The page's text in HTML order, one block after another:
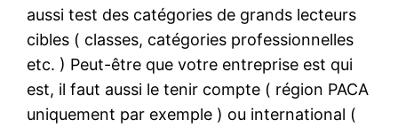
aussi test des catégories de grands lecteurs
cibles ( classes, catégories professionnelles
etc. ) Peut-être que votre entreprise est qui
est, il faut aussi le tenir compte ( région PACA
uniquement par exemple ) ou international (